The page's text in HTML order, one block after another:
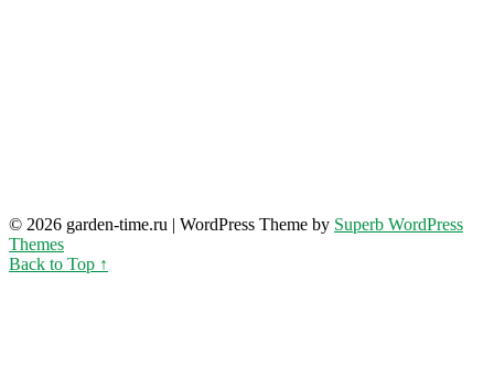
© 2026 garden-time.ru | WordPress Theme by Superb WordPress
Themes
Back to Top ↑